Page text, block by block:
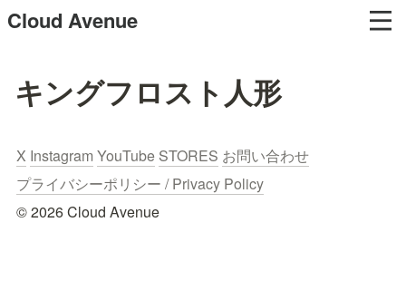
Cloud Avenue
キングフロスト人形
X Instagram YouTube STORES お問い合わせ
プライバシーポリシー / Privacy Policy
© 2026 Cloud Avenue